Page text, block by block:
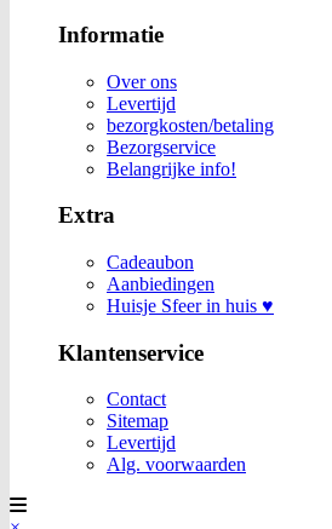
Informatie
Over ons
Levertijd
bezorgkosten/betaling
Bezorgservice
Belangrijke info!
Extra
Cadeaubon
Aanbiedingen
Huisje Sfeer in huis ♥
Klantenservice
Contact
Sitemap
Levertijd
Alg. voorwaarden